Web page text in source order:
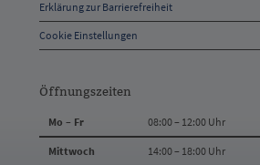
Erklärung zur Barrierefreiheit
Cookie Einstellungen
Öffnungszeiten
Mo – Fr 08:00 – 12:00 Uhr
Mittwoch 14:00 – 18:00 Uhr